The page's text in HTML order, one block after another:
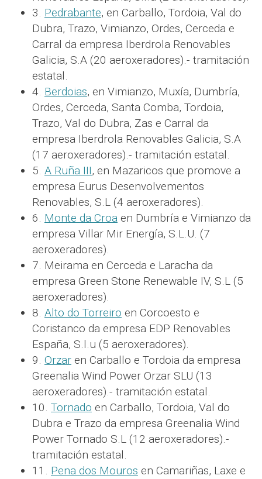
3. Pedrabante, en Carballo, Tordoia, Val do
Dubra, Trazo, Vimianzo, Ordes, Cerceda e
Carral da empresa Iberdrola Renovables
Galicia, S.A (20 aeroxeradores).- tramitación
estatal.
4. Berdoias, en Vimianzo, Muxía, Dumbría,
Ordes, Cerceda, Santa Comba, Tordoia,
Trazo, Val do Dubra, Zas e Carral da
empresa Iberdrola Renovables Galicia, S.A
(17 aeroxeradores).- tramitación estatal.
5. A Ruña III, en Mazaricos que promove a
empresa Eurus Desenvolvementos
Renovables, S.L (4 aeroxeradores).
6. Monte da Croa en Dumbría e Vimianzo da
empresa Villar Mir Energía, S.L.U. (7
aeroxeradores).
7. Meirama en Cerceda e Laracha da
empresa Green Stone Renewable IV, S.L (5
aeroxeradores).
8. Alto do Torreiro en Corcoesto e
Coristanco da empresa EDP Renovables
España, S.l.u (5 aeroxeradores).
9. Orzar en Carballo e Tordoia da empresa
Greenalia Wind Power Orzar SLU (13
aeroxeradores).- tramitación estatal.
10. Tornado en Carballo, Tordoia, Val do
Dubra e Trazo da empresa Greenalia Wind
Power Tornado S.L (12 aeroxeradores).-
tramitación estatal.
11. Pena dos Mouros en Camariñas, Laxe e